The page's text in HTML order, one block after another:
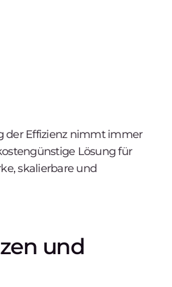
der Effizienz nimmt immer
Lösung für
skalierbare und
und